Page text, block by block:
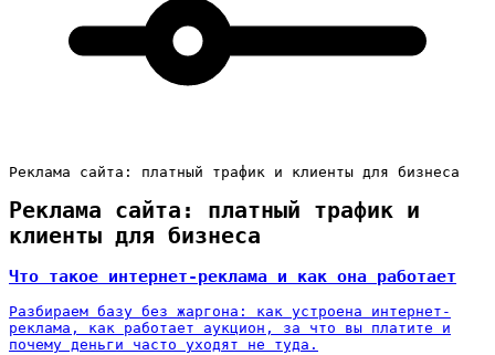
Реклама сайта: платный трафик и клиенты для бизнеса
Реклама сайта: платный трафик и
клиенты для бизнеса
Что такое интернет-реклама и как она работает
Разбираем базу без жаргона: как устроена интернет-
реклама, как работает аукцион, за что вы платите и
почему деньги часто уходят не туда.